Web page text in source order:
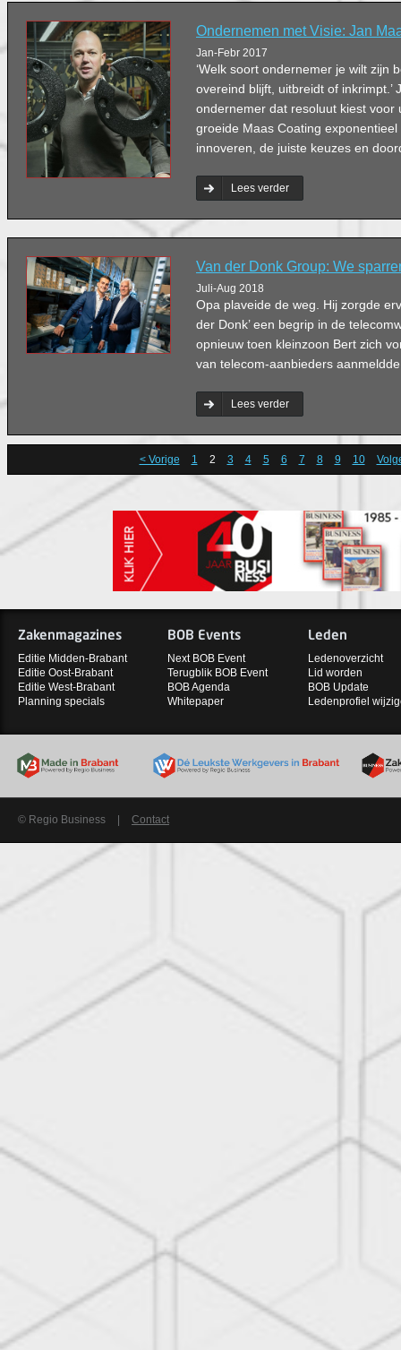
Ondernemen met Visie: Jan
Jan-Febr 2017
‘Welk soort ondernemer je wilt zijn
overeind blijft, uitbreidt of inkrimpt.’
ondernemer dat resoluut kiest voor
groeide Maas Coating
innoveren, de juiste keuzes en
Lees verder
Van der Donk Group: We
Juli-Aug 2018
Opa plaveide de weg. Hij zorgde
der Donk’ een begrip in de
opnieuw toen kleinzoon Bert zich
van telecom-aanbieders
Lees verder
< Vorige 1 2 3 4 5 6 7 8 9 10
Zakenmagazines
Editie Midden-Brabant
Editie Oost-Brabant
Editie West-Brabant
Planning specials
BOB Events
Next BOB Event
Terugblik BOB Event
BOB Agenda
Whitepaper
Leden
Ledenoverzicht
Lid worden
BOB Update
Ledenprofiel
© Regio Business Contact